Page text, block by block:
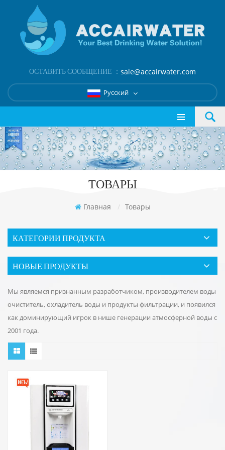
ОСТАВИТЬ СООБЩЕНИЕ ： sale@accairwater.com
Русский
ТОВАРЫ
Главная / Товары
КАТЕГОРИИ ПРОДУКТА
НОВЫЕ ПРОДУКТЫ
Мы являемся признанным разработчиком, производителем воды
очиститель, охладитель воды и продукты фильтрации, и появился
как доминирующий игрок в нише генерации атмосферной воды с
2001 года.